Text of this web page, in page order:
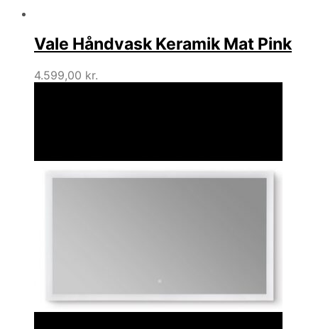
Vale Håndvask Keramik Mat Pink
4.599,00 kr.